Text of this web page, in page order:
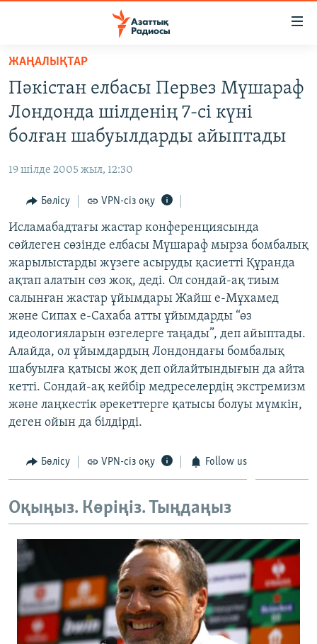
Skip
main
content
Skip
main
Search
AZATTYQTV
АДАМ ҚҰҚЫҚТАРЫ
ӘЛЕУМЕТ
ӘЛЕМ
АРНАЙЫ ЖОБАЛАР
ЖАЗЫЛЫҢЫЗ
Басқа тілдерде
ЖАҢАЛЫҚТАР
Пәкістан елбасы Первез Мүшараф
Лондонда шілденің 7-сі күні
болған шабуылдарды айыптады
19 шілде 2005 жыл, 12:30
Бөлісу VPN-сіз оқу
Исламабадтағы жастар конференциясында
сөйлеген сөзінде елбасы Мүшараф мырза бомбалық
жарылыстарды жүзеге асыруды қасиетті Құранда
ақтап алатын сөз жоқ, деді. Ол сондай-ақ тиым
салынған жастар ұйымдары Жайш е-Мұхамед
және Сипах е-Сахаба атты ұйымдарды “өз
идеологияларын өзгелерге таңады”, деп айыптады.
Алайда, ол ұйымдардың Лондондағы бомбалық
шабуылға қатысы жоқ деп ойлайтындығын да айта
кетті. Сондай-ақ кейбір медреселердің экстремизм
және лаңкестік әрекеттерге қатысы болуы мүмкін,
деген ойын да білдірді.
Бөлісу VPN-сіз оқу Follow us
Оқыңыз. Көріңіз. Тыңдаңыз